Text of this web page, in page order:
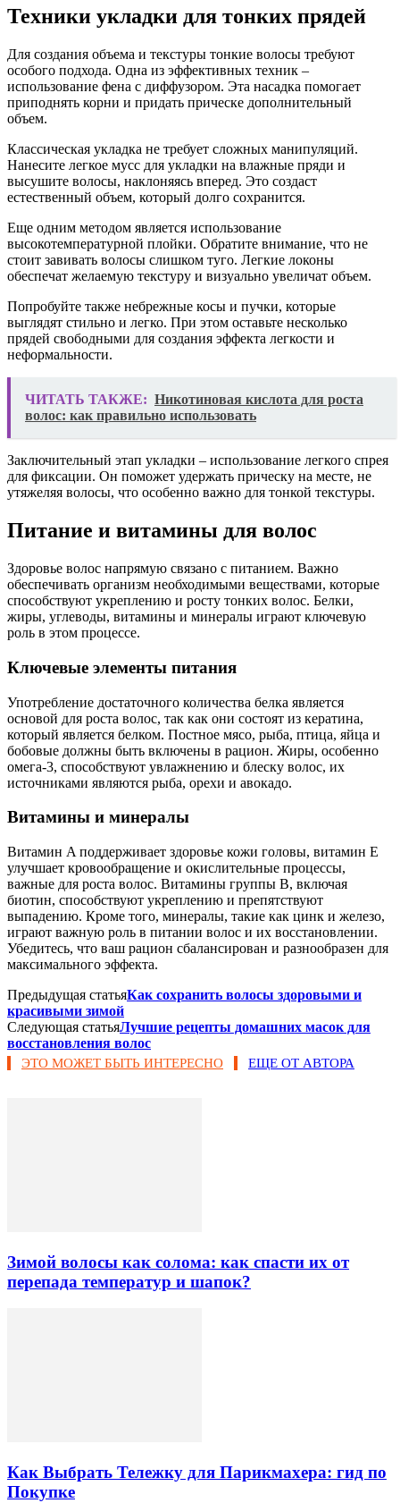
Техники укладки для тонких прядей
Для создания объема и текстуры тонкие волосы требуют
особого подхода. Одна из эффективных техник –
использование фена с диффузором. Эта насадка помогает
приподнять корни и придать прическе дополнительный
объем.
Классическая укладка не требует сложных манипуляций.
Нанесите легкое мусс для укладки на влажные пряди и
высушите волосы, наклоняясь вперед. Это создаст
естественный объем, который долго сохранится.
Еще одним методом является использование
высокотемпературной плойки. Обратите внимание, что не
стоит завивать волосы слишком туго. Легкие локоны
обеспечат желаемую текстуру и визуально увеличат объем.
Попробуйте также небрежные косы и пучки, которые
выглядят стильно и легко. При этом оставьте несколько
прядей свободными для создания эффекта легкости и
неформальности.
ЧИТАТЬ ТАКЖЕ: Никотиновая кислота для роста
волос: как правильно использовать
Заключительный этап укладки – использование легкого спрея
для фиксации. Он поможет удержать прическу на месте, не
утяжеляя волосы, что особенно важно для тонкой текстуры.
Питание и витамины для волос
Здоровье волос напрямую связано с питанием. Важно
обеспечивать организм необходимыми веществами, которые
способствуют укреплению и росту тонких волос. Белки,
жиры, углеводы, витамины и минералы играют ключевую
роль в этом процессе.
Ключевые элементы питания
Употребление достаточного количества белка является
основой для роста волос, так как они состоят из кератина,
который является белком. Постное мясо, рыба, птица, яйца и
бобовые должны быть включены в рацион. Жиры, особенно
омега-3, способствуют увлажнению и блеску волос, их
источниками являются рыба, орехи и авокадо.
Витамины и минералы
Витамин A поддерживает здоровье кожи головы, витамин E
улучшает кровообращение и окислительные процессы,
важные для роста волос. Витамины группы B, включая
биотин, способствуют укреплению и препятствуют
выпадению. Кроме того, минералы, такие как цинк и железо,
играют важную роль в питании волос и их восстановлении.
Убедитесь, что ваш рацион сбалансирован и разнообразен для
максимального эффекта.
Предыдущая статьяКак сохранить волосы здоровыми и
красивыми зимой
Следующая статьяЛучшие рецепты домашних масок для
восстановления волос
ЭТО МОЖЕТ БЫТЬ ИНТЕРЕСНО ЕЩЕ ОТ АВТОРА
Зимой волосы как солома: как спасти их от
перепада температур и шапок?
Как Выбрать Тележку для Парикмахера: гид по
Покупке